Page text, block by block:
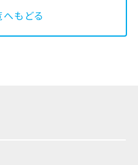
もどる